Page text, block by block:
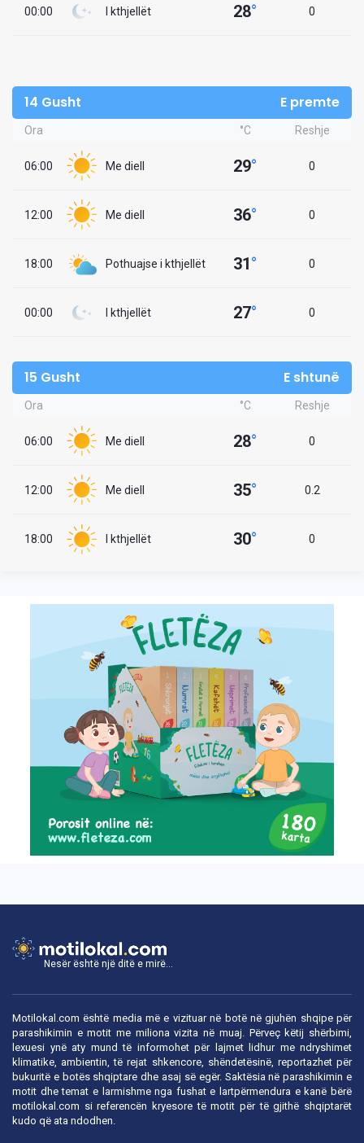
00:00 I kthjellët 28° 0
14 Gusht E premte
Ora °C Reshje
06:00 Me diell 29° 0
12:00 Me diell 36° 0
18:00 Pothuajse i kthjellët 31° 0
00:00 I kthjellët 27° 0
15 Gusht E shtunë
Ora °C Reshje
06:00 Me diell 28° 0
12:00 Me diell 35° 0.2
18:00 I kthjellët 30° 0
Nesër është një ditë e mirë...
Motilokal.com është media më e vizituar në botë në gjuhën shqipe për
parashikimin e motit me miliona vizita në muaj. Përveç këtij shërbimi,
lexuesi ynë aty mund të informohet për lajmet lidhur me ndryshimet
klimatike, ambientin, të rejat shkencore, shëndetësinë, reportazhet për
bukuritë e botës shqiptare dhe asaj së egër. Saktësia në parashikimin e
motit dhe temat e larmishme nga fushat e lartpërmendura e kanë bërë
motilokal.com si referencën kryesore të motit për të gjithë shqiptarët
kudo që ata ndodhen.